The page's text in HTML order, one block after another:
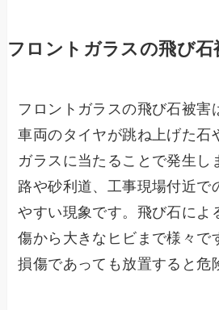
フロントガラスの飛び石
フロントガラスの飛び石被害
車両のタイヤが跳ね上げた石
ガラスに当たることで発生し
路や砂利道、工事現場付近で
やすい現象です。飛び石によ
傷から大きなヒビまで様々で
損傷であっても放置すると危